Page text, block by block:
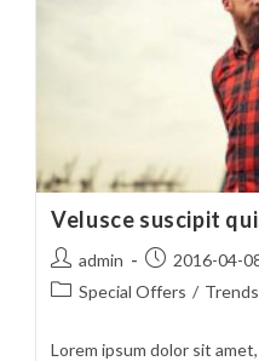
Velusce suscipit
Post
author:
admin
Post
published:
2016-04-
PostSpecial Offers / Trends
Lorem ipsum dolor sit